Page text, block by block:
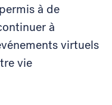
à de
à
virtuels
vie